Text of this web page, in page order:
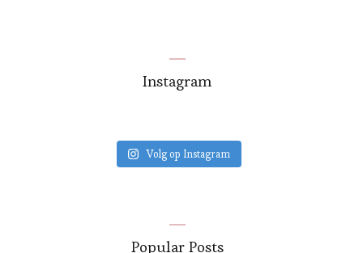
Instagram
Volg op Instagram
Popular Posts